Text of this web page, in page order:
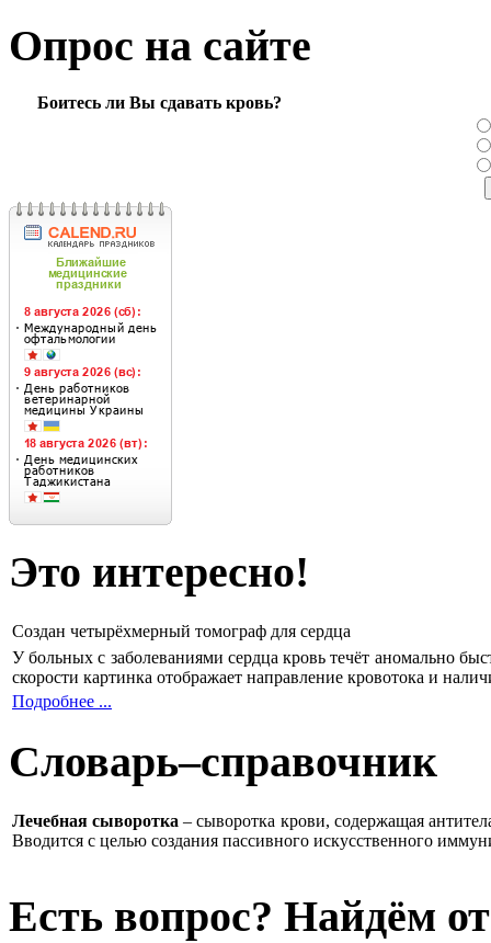
Опрос на сайте
Боитесь ли Вы сдавать кровь?
Это интересно!
Создан четырёхмерный томограф для сердца
У больных с заболеваниями сердца кровь течёт аномально
скорости картинка отображает направление кровотока и
Подробнее ...
Словарь–справочник
Лечебная сыворотка – сыворотка крови, содержащая
Вводится с целью создания пассивного искусственного
Есть вопрос? Найдём